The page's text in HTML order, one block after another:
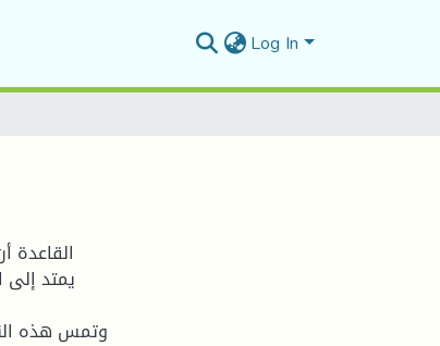
Log In
القاعدة
يمتد إلى
وتمس هذه